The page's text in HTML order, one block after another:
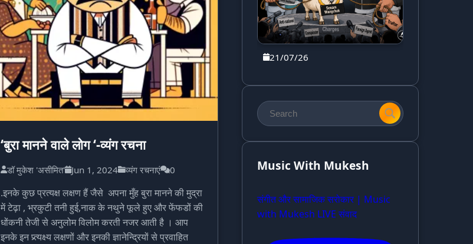
‘बुरा मानने वाले लोग ‘-व्यंग रचना
डॉ मुकेश 'असीमित' Jun 1, 2024 व्यंग रचनाएं 0
.इनके कुछ प्रत्यक्ष लक्षण हैं जैसे अपना मुँह बुरा मानने की मुद्रा
में टेढ़ा , भ्रकुटी तनी हुई,नाक के नथुने फूले हुए और फेंफडों की
धोंकनी तेजी से अनुलोम विलोम करती नजर आती है । आप
इनके इन प्र्त्यक्ष्य लक्षणों और इनकी ज्ञानेन्द्रियों से प्रवाहित
21/07/26
Music With Mukesh
संगीत और सामाजिक सरोकार | Music
with Mukesh LIVE संवाद